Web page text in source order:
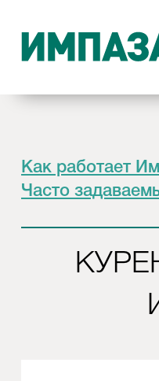
Как работает
Часто